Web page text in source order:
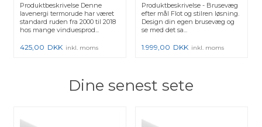
Produktbeskrivelse Denne
lavenergi termorude har været
standard ruden fra 2000 til 2018
hos mange vinduesprod...
425,00 DKK inkl. moms
Produktbeskrivelse - Brusevæg
efter mål Flot og stilren løsning.
Design din egen brusevæg og
se med det sa...
1.999,00 DKK inkl. moms
Dine senest sete